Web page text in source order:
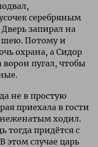
серебряным
запирал на
шею. Потому и
охрана, а Сидор
ворон пугал, чтобы
не в простую
приехала в гости
ходил.
тогда придётся с
этом случае царь